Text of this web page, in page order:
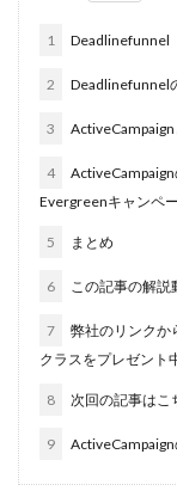
1 Deadlinefunnel
2 Deadlinefunnel
3
4
Evergreenキャンペ
5 まとめ
6 この記事の解説
7
弊社のリンクか
クラスをプレゼント
8 次回の記事はこ
9